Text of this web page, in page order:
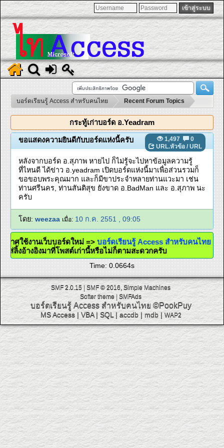
บอร์ดเรียนรู้ Access สำหรับคนไทย Recent Forum Topics
กระทู้เก่าบอร์ด อ.Yeadram
1,497
0
URL.หัวข้อ / URL
ขอแสดงความยินดีกับบอร์ดแห่งนี้ครับ
หลังจากบอร์ด อ.สุภาพ หายไป ก็ไม่รู้จะไปหาข้อมูลความรู้
ที่ไหนดี ได้ข่าว อ.yeadram เปิดบอร์ดแห่งนี้มาเพื่อส่วนรวมก็
ขอขอบพระคุณมาก และก็มีขาประจำหลายท่านแวะมา เช่น
ท่านศรีนคร, ท่านสันติสุข ยังขาด อ.BadMan และ อ.สุภาพ นะ
ครับ
โดย: weezaa เมื่อ: 10 ก.ค. 2551 , 09:05
ะกาศใช้งานเว็บบอร์ดใหม่ =>บอร์ดเรียนรู้ Access สำหรับคนไทย
ะใส่ลิ้งอ้างอิงมาที่โพสต์เก่านี้หรือไม่ก็ตามสะดวกครับ
Time: 0.0664s
SMF 2.0.15| SMF © 2016 Simple Machines
Softer theme
SMFAds
บอร์ดเรียนรู้ Access สำหรับคนไทย ©PookPuy
MS Access| VBA| SQL | accdb| mdb| WAP2